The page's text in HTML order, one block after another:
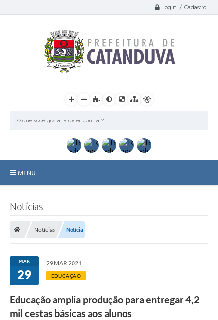
Login / Cadastro
MENU
Licitações / PCA
Transparência
Contratos
Notícias
Notícias Notícia
MAR
29
29 MAR 2021
EDUCAÇÃO
Educação amplia produção para entregar 4,2
mil cestas básicas aos alunos